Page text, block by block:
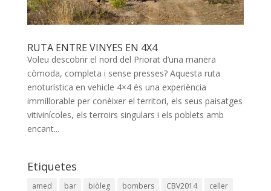
RUTA ENTRE VINYES EN 4X4
Voleu descobrir el nord del Priorat d’una manera
còmoda, completa i sense presses? Aquesta ruta
enoturística en vehicle 4×4 és una experiència
immillorable per conèixer el territori, els seus paisatges
vitivinícoles, els terroirs singulars i els poblets amb
encant...
Etiquetes
amed bar biòleg bombers CBV2014
celler